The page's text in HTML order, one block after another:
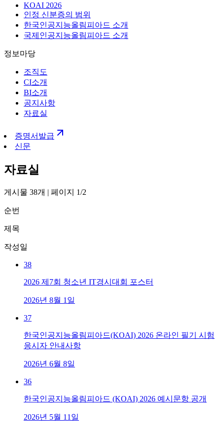
KOAI 2026
인정 신분증의 범위
한국인공지능올림피아드 소개
국제인공지능올림피아드 소개
정보마당
조직도
CI소개
BI소개
공지사항
자료실
증명서발급
신문
자료실
게시물 38개 | 페이지 1/2
순번
제목
작성일
38
2026 제7회 청소년 IT경시대회 포스터
2026년 8월 1일
37
한국인공지능올림피아드(KOAI) 2026 온라인 필기 시험
응시자 안내사항
2026년 6월 8일
36
한국인공지능올림피아드 (KOAI) 2026 예시문항 공개
2026년 5월 11일